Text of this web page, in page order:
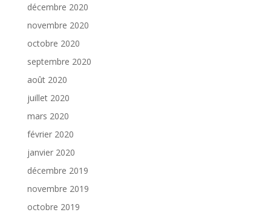
décembre 2020
novembre 2020
octobre 2020
septembre 2020
août 2020
juillet 2020
mars 2020
février 2020
janvier 2020
décembre 2019
novembre 2019
octobre 2019